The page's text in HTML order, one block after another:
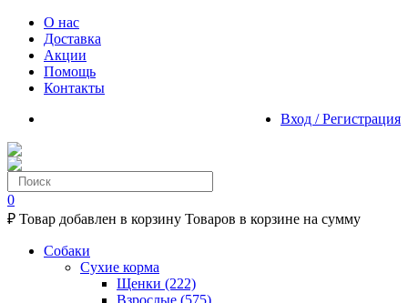
О нас
Доставка
Акции
Помощь
Контакты
Вход / Регистрация
0
₽ Товар добавлен в корзину Товаров в корзине на сумму
Собаки
Сухие корма
Щенки (222)
Взрослые (575)